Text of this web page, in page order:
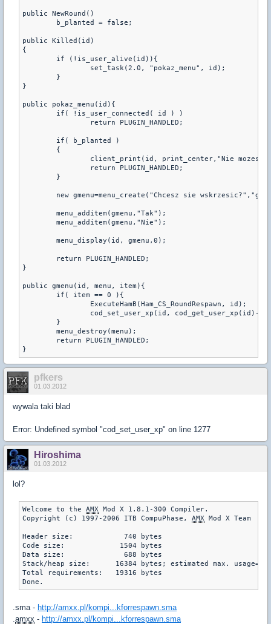
public NewRound()
        b_planted = false;
public Killed(id)
{
        if (!is_user_alive(id)){
                set_task(2.0, "pokaz_menu", id);
        }
}
public pokaz_menu(id){
        if( !is_user_connected( id ) )
                return PLUGIN_HANDLED;
        if( b_planted )
        {
client_print(id, print_center,"Nie mozesz
                return PLUGIN_HANDLED;
        }
new gmenu=menu_create("Chcesz sie
        menu_additem(gmenu,"Tak");
        menu_additem(gmenu,"Nie");
        menu_display(id, gmenu,0);
        return PLUGIN_HANDLED;
}
public gmenu(id, menu, item){
        if( item == 0 ){
                ExecuteHamB(Ham_CS_RoundRespawn, id);
cod_set_user_xp(id, cod_get_user_xp(id)-
        }
        menu_destroy(menu);
        return PLUGIN_HANDLED;
}
pfkers
01.03.2012
wywala taki blad
Error: Undefined symbol "cod_set_user_xp" on line 1277
Hiroshima
01.03.2012
lol?
Welcome to the AMX Mod X 1.8.1-300 Compiler.
Copyright (c) 1997-2006 ITB CompuPhase, AMX Mod X Team
Header size:            740 bytes
Code size:             1504 bytes
Data size:              688 bytes
Stack/heap size:      16384 bytes; estimated max.
Total requirements:   19316 bytes
Done.
.sma - http://amxx.pl/kompi...kforrespawn.sma
amxx - http://amxx.pl/kompi...kforrespawn.sma